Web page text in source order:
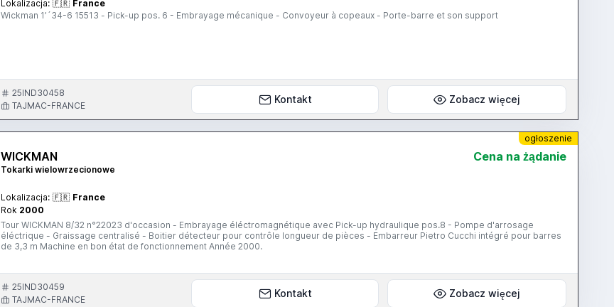
Lokalizacja: 🇫🇷 France
Wickman 1’´34-6 15513 - Pick-up pos. 6 - Embrayage mécanique - Convoyeur à copeaux - Porte-barre et son support
25IND30458
TAJMAC-FRANCE
Kontakt Zobacz więcej
ogłoszenie
WICKMAN
Tokarki wielowrzecionowe
Cena na żądanie
Lokalizacja: 🇫🇷 France
Rok 2000
Tour WICKMAN 8/32 n°22023 d'occasion - Embrayage éléctromagnétique avec Pick-up hydraulique pos.8 - Pompe d'arrosage
éléctrique - Graissage centralisé - Boitier détecteur pour contrôle longueur de pièces - Embarreur Pietro Cucchi intégré pour barres
de 3,3 m Machine en bon état de fonctionnement Année 2000.
25IND30459
TAJMAC-FRANCE
Kontakt Zobacz więcej